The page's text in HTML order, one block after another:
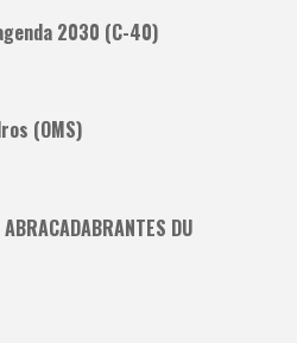
2030 (C-40)
(OMS)
DU